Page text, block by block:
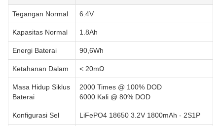
Tegangan Normal 6.4V
Kapasitas Normal 1.8Ah
Energi Baterai 90,6Wh
Ketahanan Dalam < 20mΩ
Masa Hidup Siklus
Baterai
2000 Times @ 100% DOD
6000 Kali @ 80% DOD
Konfigurasi Sel LiFePO4 18650 3.2V 1800mAh - 2S1P